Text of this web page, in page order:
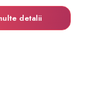
detalii